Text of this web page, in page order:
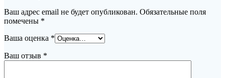
Ваш адрес email не будет опубликован. Обязательные поля
помечены *
Ваша оценка *
Ваш отзыв *